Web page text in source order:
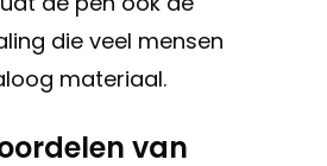
die veel mensen
materiaal.
van